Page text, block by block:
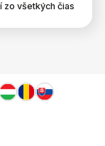
zo všetkých čias